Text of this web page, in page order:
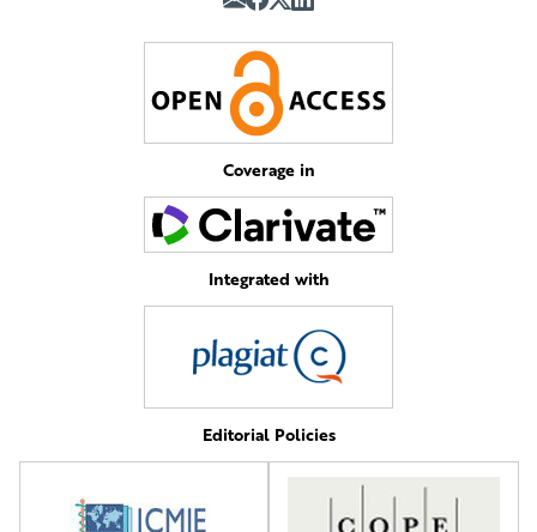
Coverage in
Integrated with
Editorial Policies